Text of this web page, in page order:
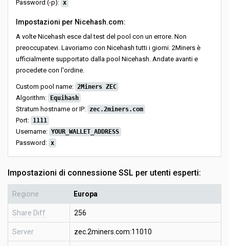
Password (-p): x
Impostazioni per Nicehash.com:
A volte Nicehash esce dal test del pool con un errore. Non
preoccupatevi. Lavoriamo con Nicehash tutti i giorni. 2Miners è
ufficialmente supportato dalla pool Nicehash. Andate avanti e
procedete con l'ordine.
Custom pool name: 2Miners ZEC
Algorithm: Equihash
Stratum hostname or IP: zec.2miners.com
Port: 1111
Username: YOUR_WALLET_ADDRESS
Password: x
Impostazioni di connessione SSL per utenti esperti:
Regione Europa
Share Diff 256
Server zec.2miners.com:11010